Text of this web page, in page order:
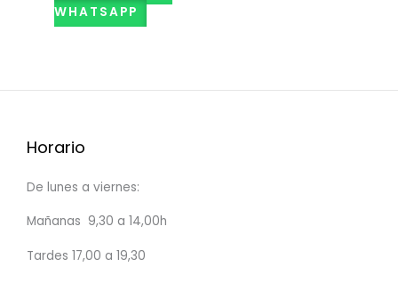
WHATSAPP
Horario
De lunes a viernes:
Mañanas 9,30 a 14,00h
Tardes 17,00 a 19,30